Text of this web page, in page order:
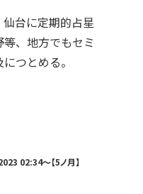
台に定期的占星
、地方でもセミ
つとめる。
02:34～【5ノ月】